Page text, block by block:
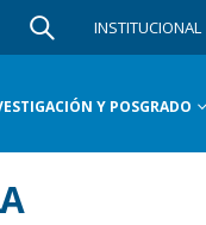
INSTITUCIONAL
Y POSGRADO